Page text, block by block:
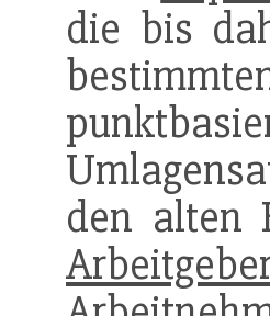
die bis
den alten